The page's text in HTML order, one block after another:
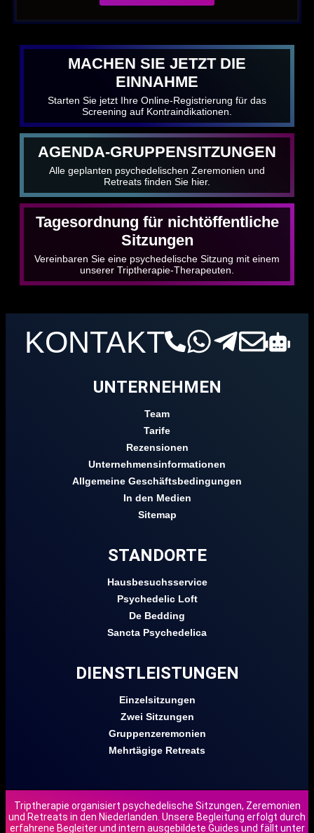
MACHEN SIE JETZT DIE
EINNAHME
Starten Sie jetzt Ihre Online-Registrierung für das
Screening auf Kontraindikationen.
AGENDA-GRUPPENSITZUNGEN
Alle geplanten psychedelischen Zeremonien und
Retreats finden Sie hier.
Tagesordnung für nichtöffentliche
Sitzungen
Vereinbaren Sie eine psychedelische Sitzung mit einem
unserer Triptherapie-Therapeuten.
KONTAKT
UNTERNEHMEN
Team
Tarife
Rezensionen
Unternehmensinformationen
Allgemeine Geschäftsbedingungen
In den Medien
Sitemap
STANDORTE
Hausbesuchsservice
Psychedelic Loft
De Bedding
Sancta Psychedelica
DIENSTLEISTUNGEN
Einzelsitzungen
Zwei Sitzungen
Gruppenzeremonien
Mehrtägige Retreats
Triptherapie organisiert psychedelische Sitzungen, Zeremonien
und Retreats in den Niederlanden. Unsere Begleitung erfolgt durch
erfahrene Begleiter und intern ausgebildete Guides und fällt unter
EN